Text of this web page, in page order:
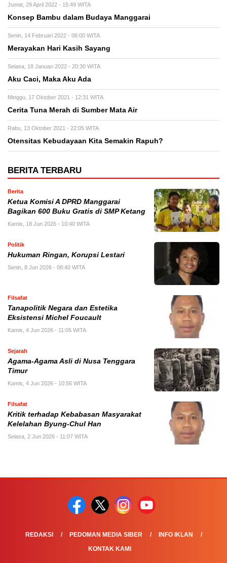
Jumat, 29 April 2022 - 15:49 WITA
Konsep Bambu dalam Budaya Manggarai
Senin, 14 Februari 2022 - 06:00 WITA
Merayakan Hari Kasih Sayang
Selasa, 18 Januari 2022 - 20:30 WITA
Aku Caci, Maka Aku Ada
Minggu, 17 Oktober 2021 - 12:31 WITA
Cerita Tuna Merah di Sumber Mata Air
Rabu, 13 Oktober 2021 - 22:05 WITA
Otensitas Kebudayaan Kita Semakin Rapuh?
BERITA TERBARU
Berita
Ketua Komisi A DPRD Manggarai
Bagikan 600 Buku Gratis di SMP Ketang
Kamis, 18 Jun 2026 - 10:40 WITA
Politik
Hukuman Ringan, Korupsi Lestari
Senin, 8 Jun 2026 - 08:40 WITA
Filsafat
Tanapolitik Negara dan Estetika
Eksistensi Michel Foucault
Kamis, 4 Jun 2026 - 11:05 WITA
Sejarah
Agama-Agama Asli di Nusa Tenggara
Timur
Kamis, 4 Jun 2026 - 10:56 WITA
Filsafat
Kritik terhadap Kebabasan Masyarakat
Kelelahan Byung-Chul Han
Selasa, 2 Jun 2026 - 11:07 WITA
REDAKSI PEDOMAN MEDIA SIBER
INFO IKLAN
KONTAK KAMI